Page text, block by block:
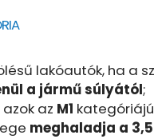
lakóautók, ha a
a jármű súlyától;
az M1
meghaladja a